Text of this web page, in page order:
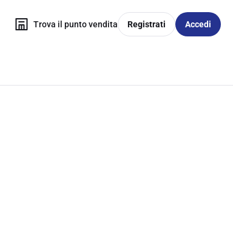
Trova il punto vendita Registrati Accedi